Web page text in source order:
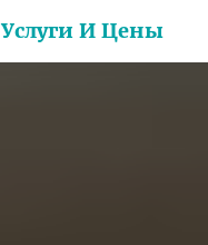
Услуги И Цены